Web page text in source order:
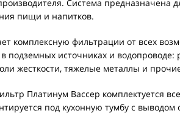
Система предназначена
пищи и напитков.
комплексную фильтрации от всех
подземных источниках и водопроводе:
жесткости, тяжелые металлы и
Платинум Вассер комплектуется
под кухонную тумбу с выводом